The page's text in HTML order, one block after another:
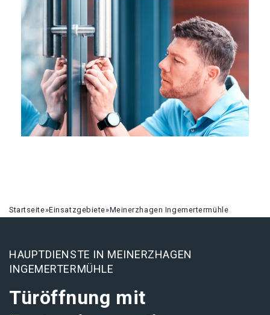
Startseite»Einsatzgebiete»Meinerzhagen Ingemertermühle
HAUPTDIENSTE IN MEINERZHAGEN
INGEMERTERMÜHLE
Türöffnung mit